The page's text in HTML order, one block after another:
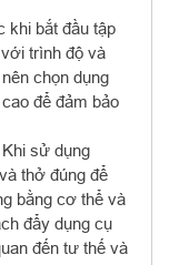
khi bắt đầu tập
trình độ và
chọn dụng
để đảm bảo
Khi sử dụng
thở đúng để
bằng cơ thể và
đẩy dụng cụ
đến tư thế và